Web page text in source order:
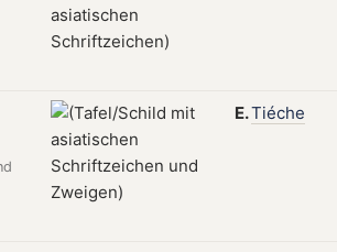
E.Tiéche